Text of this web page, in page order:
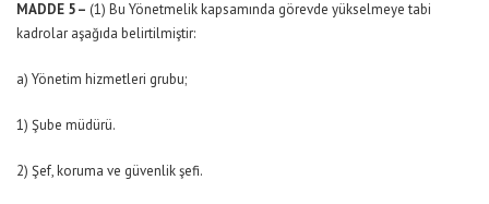
MADDE 5 – (1) Bu Yönetmelik kapsamında görevde yükselmeye tabi
kadrolar aşağıda belirtilmiştir:
a) Yönetim hizmetleri grubu;
1) Şube müdürü.
2) Şef, koruma ve güvenlik şefi.